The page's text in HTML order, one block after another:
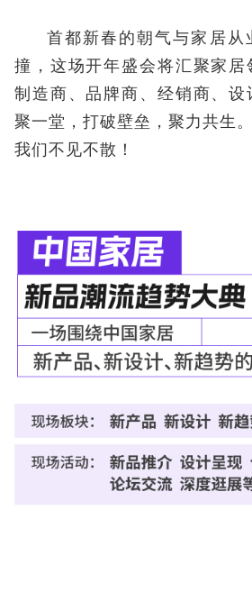
首都新春的朝气与家居从
撞，这场开年盛会将汇聚家居
制造商、品牌商、经销商、
聚一堂，打破壁垒，聚力共生
我们不见不散！